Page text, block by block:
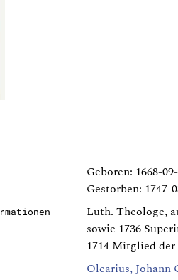
Geboren: 1668-
Gestorben:
Luth. Theologe,
sowie 1736
1714 Mitglied
Olearius, Johann